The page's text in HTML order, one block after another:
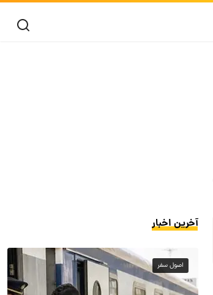
آخرین اخبار
اصول سفر